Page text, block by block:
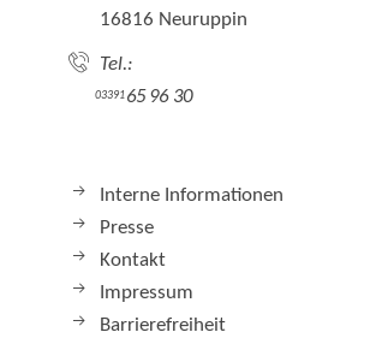
16816 Neuruppin
Tel.:
0339165 96 30
Interne Informationen
Presse
Kontakt
Impressum
Barrierefreiheit